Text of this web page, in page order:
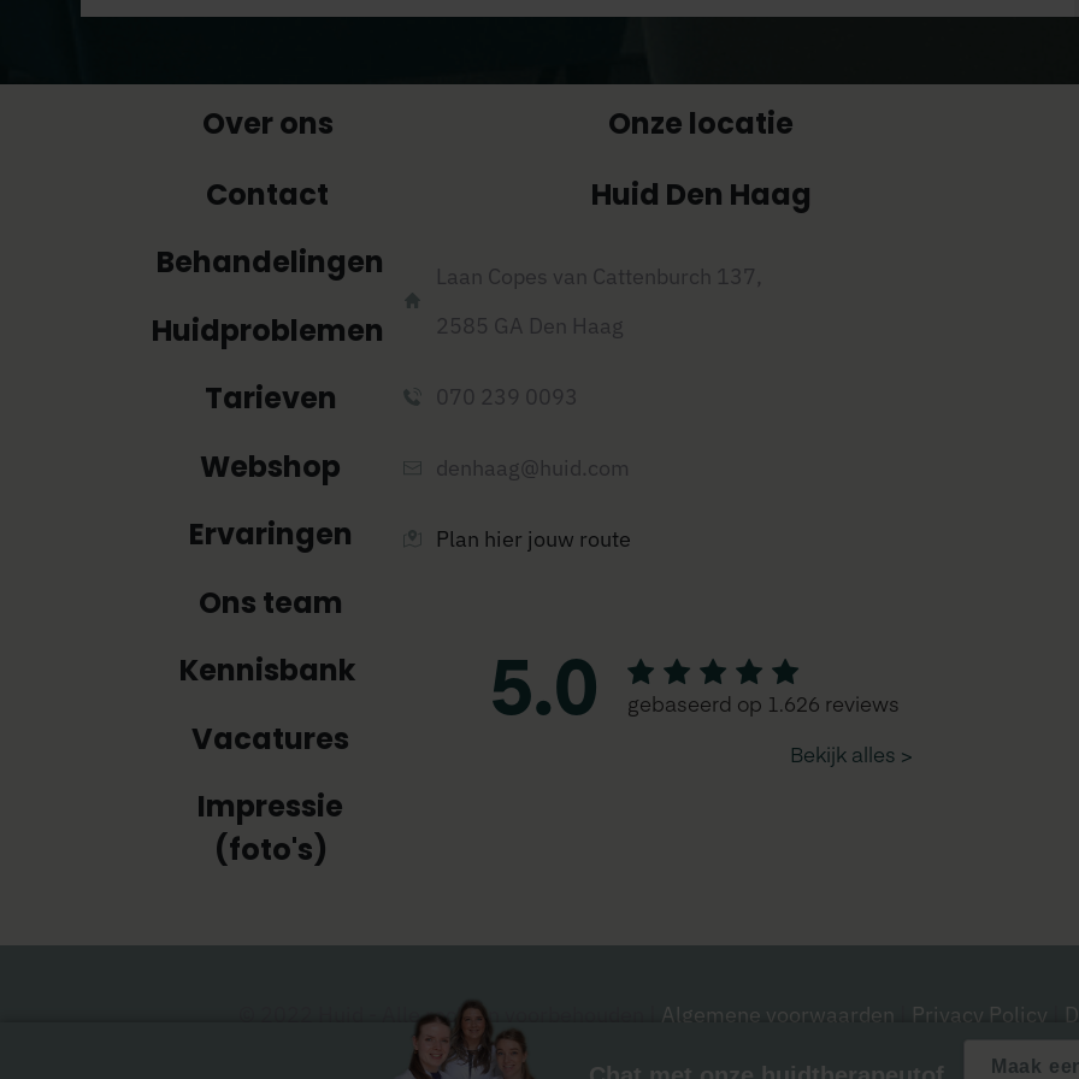
Over ons
Contact
Behandelingen
Huidproblemen
Tarieven
Webshop
Ervaringen
Ons team
Kennisbank
Vacatures
Impressie
(foto's)
Onze locatie
Huid Den Haag
Laan Copes van Cattenburch 137,
2585 GA Den Haag
070 239 0093
denhaag@huid.com
Plan hier jouw route
© 2022 Huid - Alle rechten voorbehouden Algemene voorwaarden Privacy Policy
Maak